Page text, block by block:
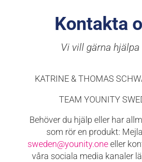
Kontakta
Vi vill gärna hjälpa
KATRINE & THOMAS
TEAM YOUNITY
Behöver du hjälp eller har
som rör en produkt:
sweden@younity.one eller
våra sociala media kanaler